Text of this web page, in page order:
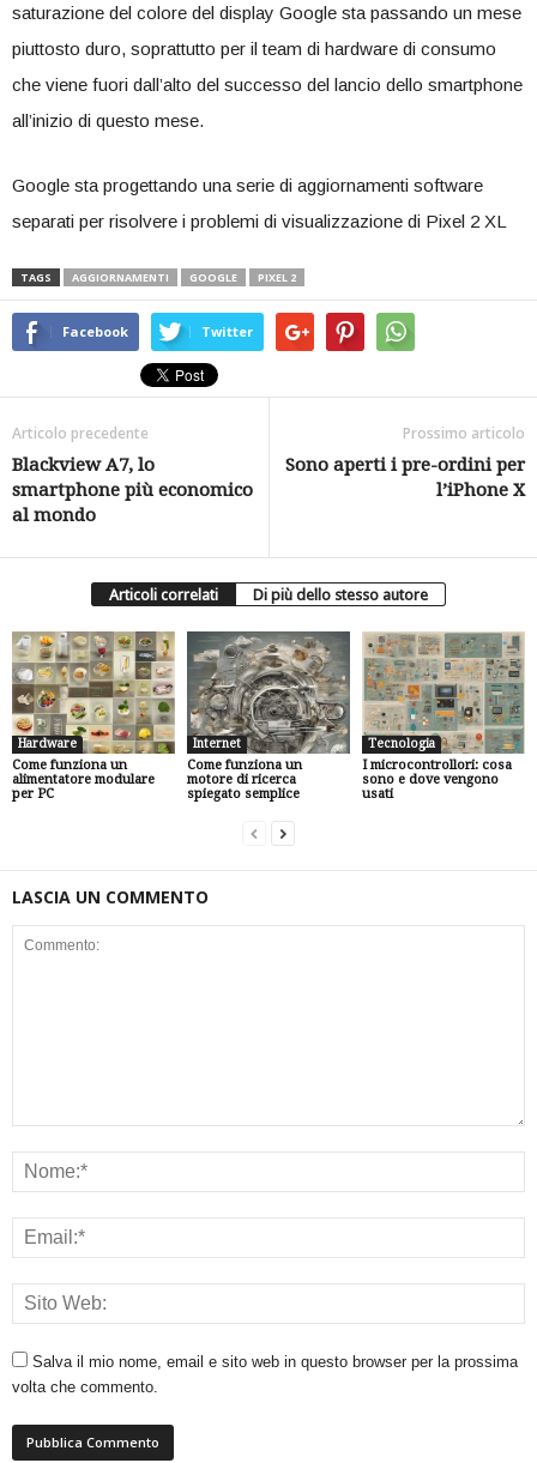
saturazione del colore del display Google sta passando un mese
piuttosto duro, soprattutto per il team di hardware di consumo
che viene fuori dall’alto del successo del lancio dello smartphone
all’inizio di questo mese.
Google sta progettando una serie di aggiornamenti software
separati per risolvere i problemi di visualizzazione di Pixel 2 XL
TAGS AGGIORNAMENTI GOOGLE PIXEL 2
Facebook Twitter
Articolo precedente
Blackview A7, lo
smartphone più economico
al mondo
Prossimo articolo
Sono aperti i pre-ordini per
l’iPhone X
Articoli correlati Di più dello stesso autore
Hardware
Come funziona un
alimentatore modulare
per PC
Internet
Come funziona un
motore di ricerca
spiegato semplice
Tecnologia
I microcontrollori: cosa
sono e dove vengono
usati
LASCIA UN COMMENTO
Salva il mio nome, email e sito web in questo browser per la prossima
volta che commento.